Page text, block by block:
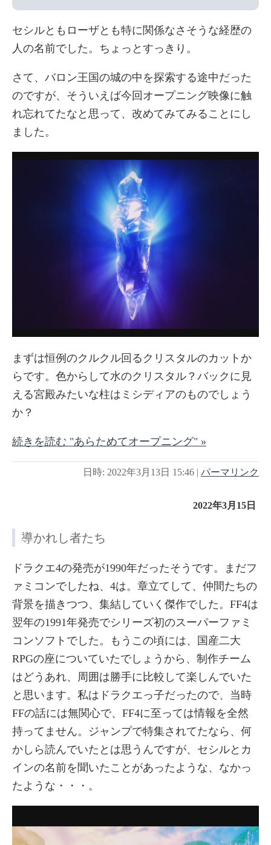
セシルともローザとも特に関係なさそうな経歴の
人の名前でした。ちょっとすっきり。
さて、バロン王国の城の中を探索する途中だった
のですが、そういえば今回オープニング映像に触
れ忘れてたなと思って、改めてみてみることにし
ました。
まずは恒例のクルクル回るクリスタルのカットか
らです。色からして水のクリスタル？バックに見
える宮殿みたいな柱はミシディアのものでしょう
か？
続きを読む "あらためてオープニング" »
日時: 2022年3月13日 15:46 | パーマリンク
2022年3月15日
導かれし者たち
ドラクエ4の発売が1990年だったそうです。まだフ
ァミコンでしたね、4は。章立てして、仲間たちの
背景を描きつつ、集結していく傑作でした。FF4は
翌年の1991年発売でシリーズ初のスーパーファミ
コンソフトでした。もうこの頃には、国産二大
RPGの座についていたでしょうから、制作チーム
はどうあれ、周囲は勝手に比較して楽しんでいた
と思います。私はドラクエっ子だったので、当時
FFの話には無関心で、FF4に至っては情報を全然
持ってません。ジャンプで特集されてたなら、何
かしら読んでいたとは思うんですが、セシルとカ
インの名前を聞いたことがあったような、なかっ
たような・・・。